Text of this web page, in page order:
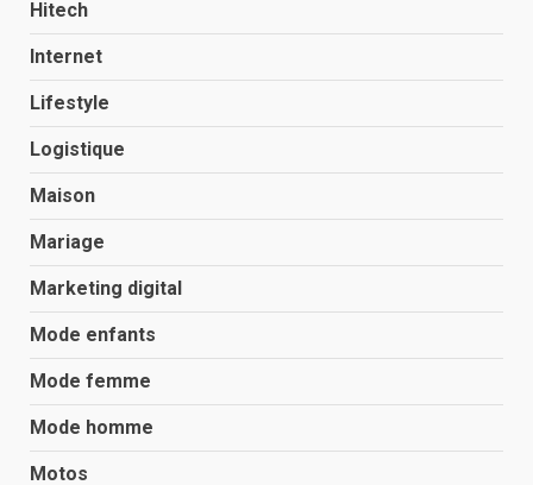
Hitech
Internet
Lifestyle
Logistique
Maison
Mariage
Marketing digital
Mode enfants
Mode femme
Mode homme
Motos